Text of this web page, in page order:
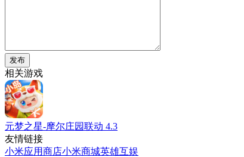
发布
相关游戏
元梦之星-摩尔庄园联动 4.3
友情链接
小米应用商店小米商城英雄互娱